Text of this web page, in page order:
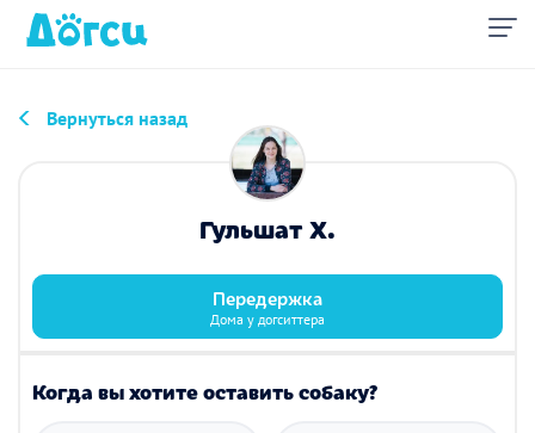
Вернуться назад
Гульшат Х.
Передержка
Дома у догситтера
Когда вы хотите оставить собаку?